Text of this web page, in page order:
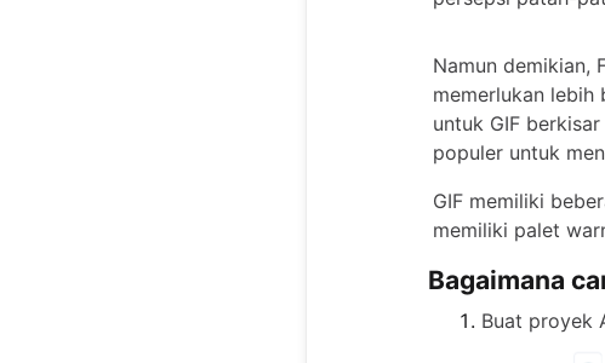
Namun demikian,
memerlukan lebih
untuk GIF
populer untuk
GIF memiliki
memiliki palet
Bagaimana
Buat proyek